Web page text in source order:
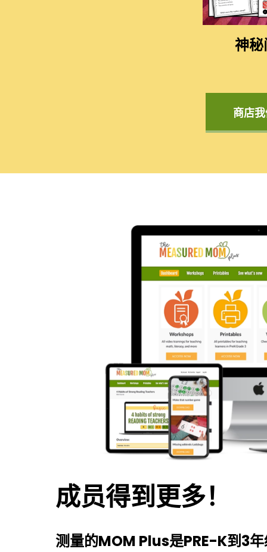
神
商店
成员得到更多！
测量的MOM Plus是PRE-K到3